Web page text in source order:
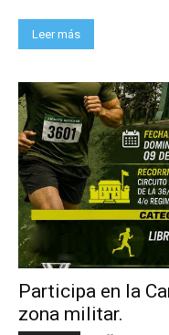
Leer más
Participa en la
zona militar.